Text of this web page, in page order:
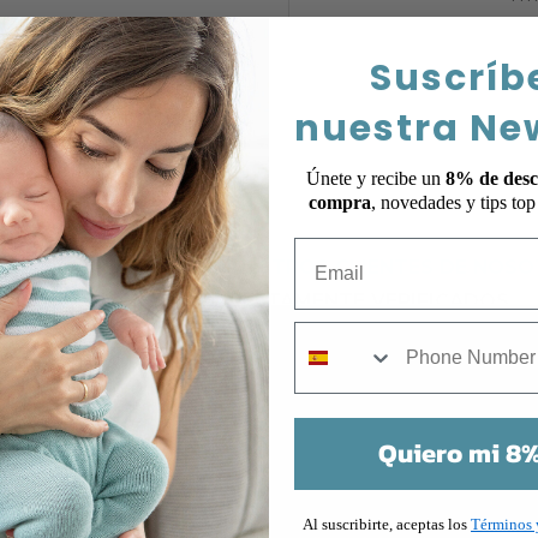
ES LO QUE PIENSAN NUESTROS CLIENTES DE
TESTIMONIOS COMPLETAMENTE VERIFICADOS
nuestra
Únete y recibe un 8% de
compra, novedades y tips
Quiero mi
Al suscribirte, aceptas los Términos